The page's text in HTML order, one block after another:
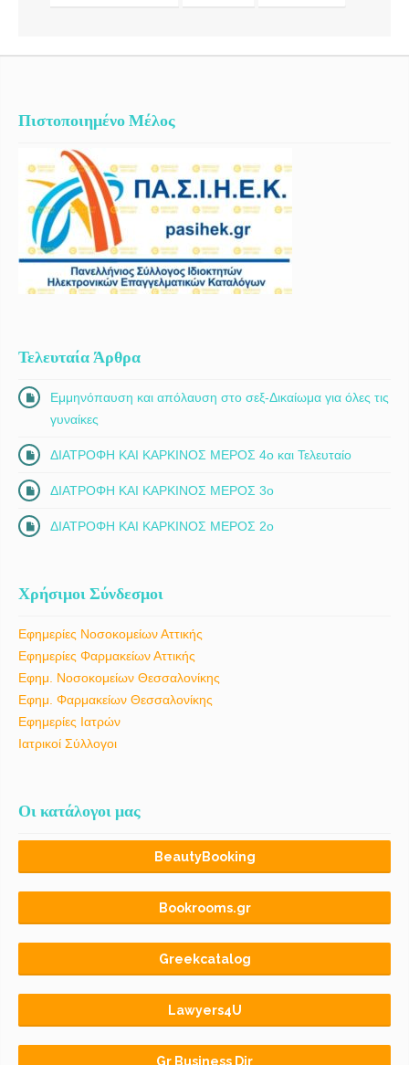
Πιστοποιημένο Μέλος
Τελευταία Άρθρα
Εμμηνόπαυση και απόλαυση στο σεξ-Δικαίωμα για όλες τις
γυναίκες
ΔΙΑΤΡΟΦΗ ΚΑΙ ΚΑΡΚΙΝΟΣ ΜΕΡΟΣ 4ο και Τελευταίο
ΔΙΑΤΡΟΦΗ ΚΑΙ ΚΑΡΚΙΝΟΣ ΜΕΡΟΣ 3ο
ΔΙΑΤΡΟΦΗ ΚΑΙ ΚΑΡΚΙΝΟΣ ΜΕΡΟΣ 2ο
Χρήσιμοι Σύνδεσμοι
Εφημερίες Νοσοκομείων Αττικής
Εφημερίες Φαρμακείων Αττικής
Εφημ. Νοσοκομείων Θεσσαλονίκης
Εφημ. Φαρμακείων Θεσσαλονίκης
Εφημερίες Ιατρών
Ιατρικοί Σύλλογοι
Οι κατάλογοι μας
BeautyBooking
Bookrooms.gr
Greekcatalog
Lawyers4U
Gr Business Dir